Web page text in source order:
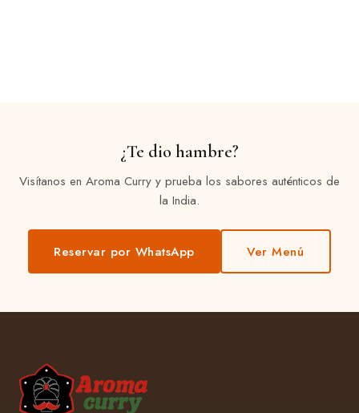
¿Te dio hambre?
Visítanos en Aroma Curry y prueba los sabores auténticos de
la India.
Reservar por WhatsApp Ver Menú